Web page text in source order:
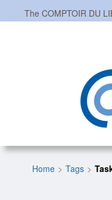
The COMPTOIR DU
Home Tags